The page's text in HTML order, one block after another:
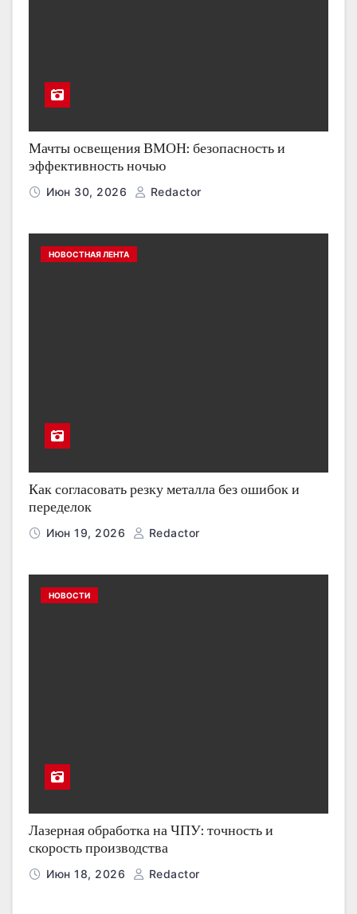
Мачты освещения ВМОН: безопасность и
эффективность ночью
Июн 30, 2026 Redactor
НОВОСТНАЯ ЛЕНТА
Как согласовать резку металла без ошибок и
переделок
Июн 19, 2026 Redactor
НОВОСТИ
Лазерная обработка на ЧПУ: точность и
скорость производства
Июн 18, 2026 Redactor